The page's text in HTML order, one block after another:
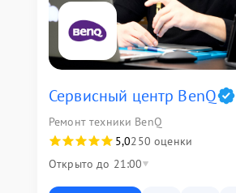
Сервисный центр BenQ
Ремонт техники BenQ
5,0250 оценки
Открыто до 21:00